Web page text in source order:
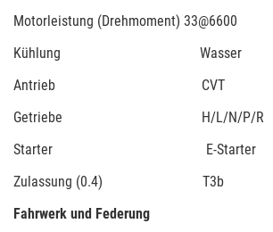
Motorleistung (Drehmoment) 33@6600
Kühlung Wasser
Antrieb CVT
Getriebe H/L/N/P/R
Starter E-Starter
Zulassung (0.4) T3b
Fahrwerk und Federung